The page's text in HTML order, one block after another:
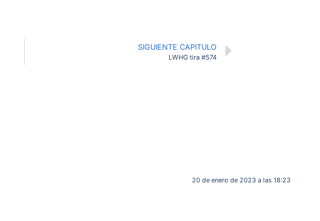
SIGUIENTE CAPITULO
LWHG tira #574
20 de enero de 2023 a las 18:23